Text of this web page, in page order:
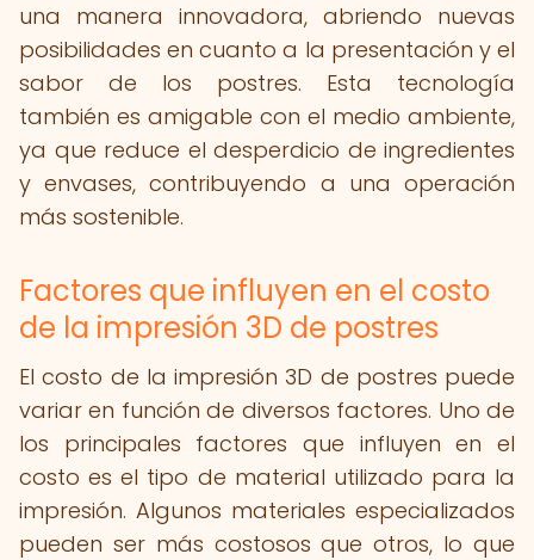
una manera innovadora, abriendo nuevas
posibilidades en cuanto a la presentación y el
sabor de los postres. Esta tecnología
también es amigable con el medio ambiente,
ya que reduce el desperdicio de ingredientes
y envases, contribuyendo a una operación
más sostenible.
Factores que influyen en el costo
de la impresión 3D de postres
El costo de la impresión 3D de postres puede
variar en función de diversos factores. Uno de
los principales factores que influyen en el
costo es el tipo de material utilizado para la
impresión. Algunos materiales especializados
pueden ser más costosos que otros, lo que